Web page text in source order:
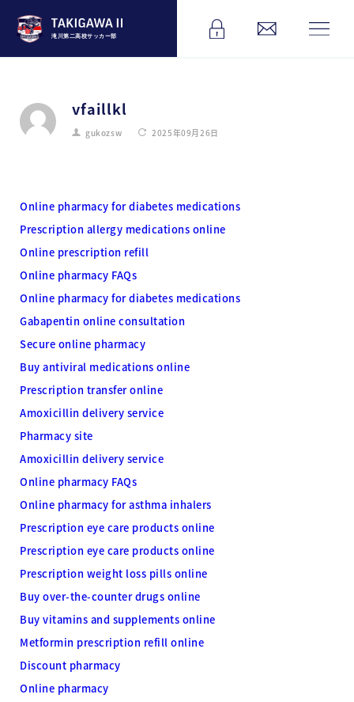
滝川第二高校サッカー部
vfaillkl
gukozsw 2025年09月26日
Online pharmacy for diabetes medications
Prescription allergy medications online
Online prescription refill
Online pharmacy FAQs
Online pharmacy for diabetes medications
Gabapentin online consultation
Secure online pharmacy
Buy antiviral medications online
Prescription transfer online
Amoxicillin delivery service
Pharmacy site
Amoxicillin delivery service
Online pharmacy FAQs
Online pharmacy for asthma inhalers
Prescription eye care products online
Prescription eye care products online
Prescription weight loss pills online
Buy over-the-counter drugs online
Buy vitamins and supplements online
Metformin prescription refill online
Discount pharmacy
Online pharmacy